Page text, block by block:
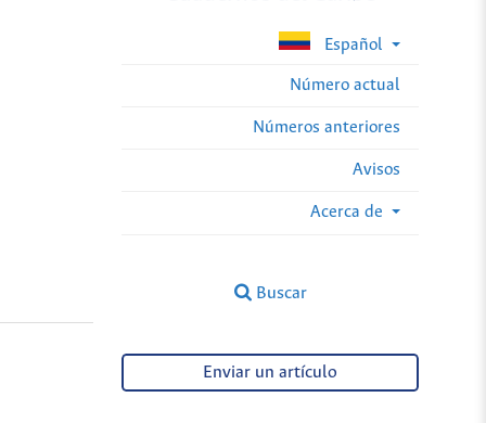
Español
Número actual
Números anteriores
Avisos
Acerca de
Buscar
Enviar un artículo